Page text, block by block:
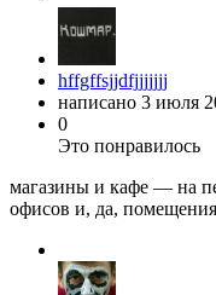
hffgffsjjdfjjjjjjj
написано 3 июля
0
Это понравилось
магазины и кафе — на
офисов и, да,